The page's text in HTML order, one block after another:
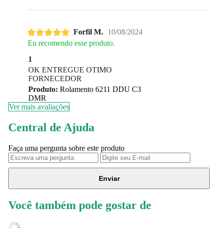
Forfil M.
10/08/2024
Eu recomendo esse produto.
1
OK ENTREGUE OTIMO
FORNECEDOR
Produto: Rolamento 6211 DDU C3
DMR
Ver mais avaliações
Central de Ajuda
Faça uma pergunta sobre este produto
Enviar
Você também pode gostar de